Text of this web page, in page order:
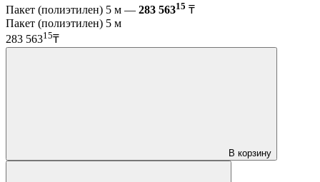
Пакет (полиэтилен) 5 м — 283 56315 ₸
Пакет (полиэтилен) 5 м
283 56315₸
В корзину